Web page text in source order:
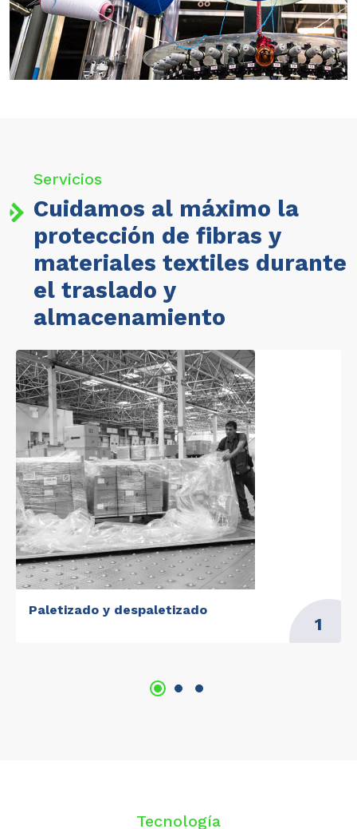
• Más de 200 cámaras de vigilancia CCTV.
Servicios
Cuidamos al máximo la
protección de fibras y
materiales textiles durante
el traslado y
almacenamiento
Paletizado y despaletizado
1
Tecnología